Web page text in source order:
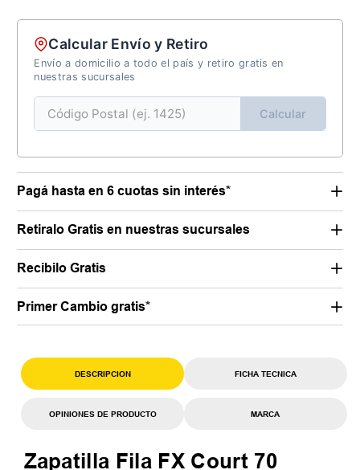
Calcular Envío y Retiro
Envío a domicilio a todo el país y retiro gratis en
nuestras sucursales
Calcular
Pagá hasta en 6 cuotas sin interés*
Retiralo Gratis en nuestras sucursales
Recibilo Gratis
Primer Cambio gratis*
DESCRIPCION FICHA TECNICA
OPINIONES DE PRODUCTO MARCA
Zapatilla Fila FX Court 70